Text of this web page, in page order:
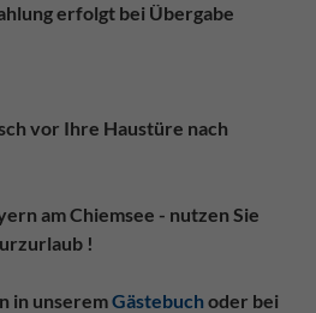
erfolgt bei Übergabe
vor Ihre Haustüre nach
am Chiemsee - nutzen Sie
!
in unseremGästebuch oder bei